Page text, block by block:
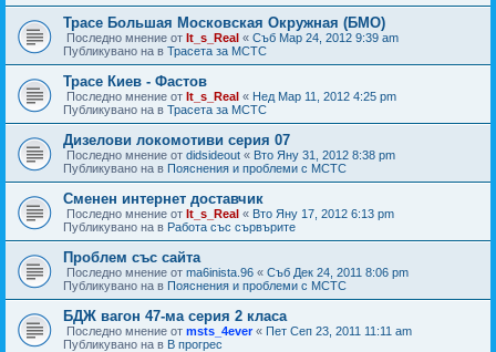
Трасе Большая Московская Окружная (БМО)
Последно мнение от It_s_Real « Съб Мар 24, 2012 9:39 am
Публикувано на в Трасета за МСТС
Трасе Киев - Фастов
Последно мнение от It_s_Real « Нед Мар 11, 2012 4:25 pm
Публикувано на в Трасета за МСТС
Дизелови локомотиви серия 07
Последно мнение от didsideout « Вто Яну 31, 2012 8:38 pm
Публикувано на в Пояснения и проблеми с МСТС
Сменен интернет доставчик
Последно мнение от It_s_Real « Вто Яну 17, 2012 6:13 pm
Публикувано на в Работа със сървърите
Проблем със сайта
Последно мнение от ma6inista.96 « Съб Дек 24, 2011 8:06 pm
Публикувано на в Пояснения и проблеми с МСТС
БДЖ вагон 47-ма серия 2 класа
Последно мнение от msts_4ever« Пет Сеп 23, 2011 11:11 am
Публикувано на в В прогрес